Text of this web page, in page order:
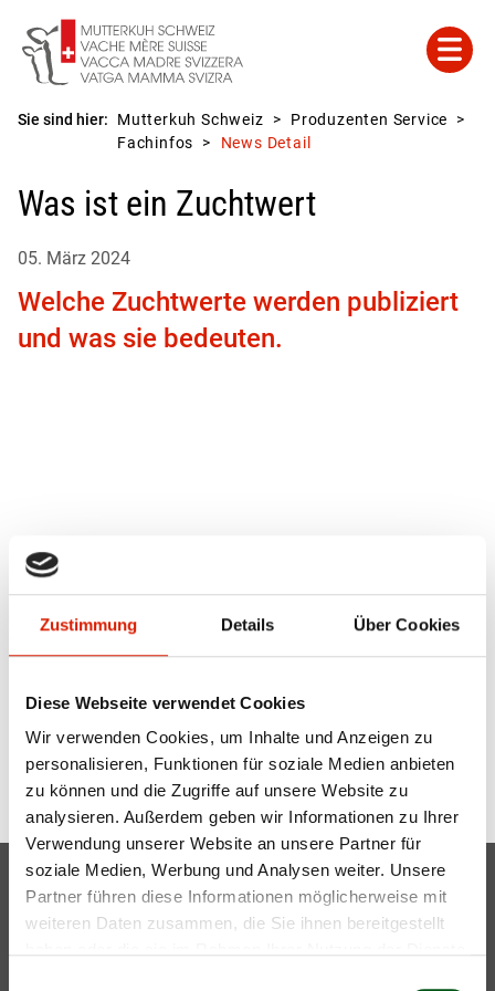
Zustimmung Details Über Cookies
Diese Webseite verwendet Cookies
Wir verwenden Cookies, um Inhalte und Anzeigen zu
personalisieren, Funktionen für soziale Medien anbieten
zu können und die Zugriffe auf unsere Website zu
analysieren. Außerdem geben wir Informationen zu Ihrer
Verwendung unserer Website an unsere Partner für
soziale Medien, Werbung und Analysen weiter. Unsere
Partner führen diese Informationen möglicherweise mit
weiteren Daten zusammen, die Sie ihnen bereitgestellt
Sie sind hier: Mutterkuh Schweiz
Produzenten Service
Fachinfos
News Detail
Was ist ein Zuchtwert
05. März 2024
Welche Zuchtwerte werden publiziert
und was sie bedeuten.
Zurück
Mutterkuh Schweiz
Gass 10
info@mutterkuh.ch